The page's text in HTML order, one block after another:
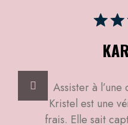
Assister à
Kristel est une
frais. Elle sait